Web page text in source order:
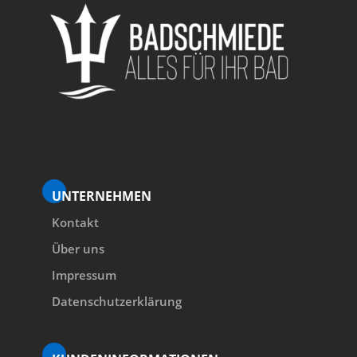
UNTERNEHMEN
Kontakt
Über uns
Impressum
Datenschutzerklärung